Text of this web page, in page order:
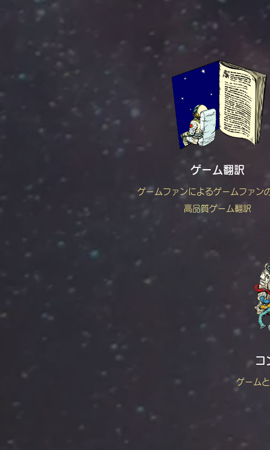
ゲーム翻訳
ゲームファンによるゲームファン
高品質ゲーム翻訳
コ
ゲーム